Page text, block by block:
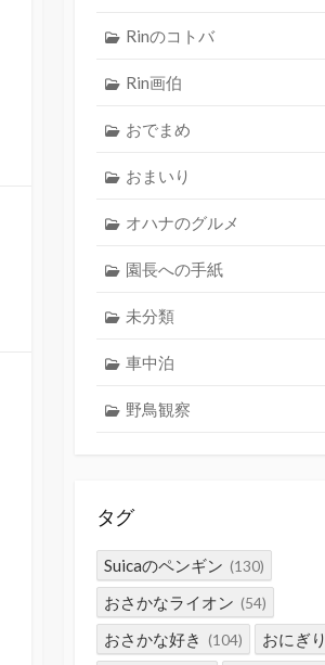
Rinのコトバ
Rin画伯
おでまめ
おまいり
オハナのグルメ
園長への手紙
未分類
車中泊
野鳥観察
タグ
Suicaのペンギン (130)
おさかなライオン (54)
おさかな好き (104) おにぎり